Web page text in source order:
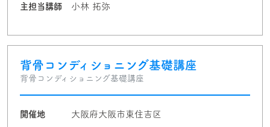
主担当講師
小林 拓弥
背骨コンディショニング基礎講座
背骨コンディショニング基礎講座
開催地
大阪府大阪市東住吉区